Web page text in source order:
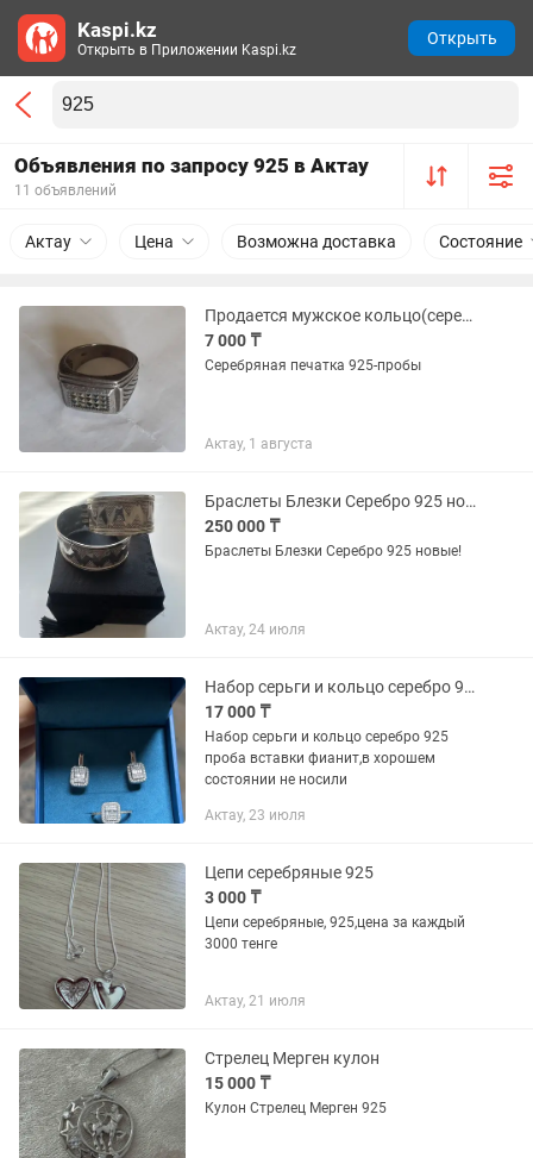
Объявления по запросу 925 в Актау
11 объявлений
Актау Цена Возможна доставка Состояние
Продается мужское кольцо(серебро 925)
7 000 ₸
Серебряная печатка 925-пробы
Актау, 1 августа
Браслеты Блезки Серебро 925 новые!
250 000 ₸
Браслеты Блезки Серебро 925 новые!
Актау, 24 июля
Набор серьги и кольцо серебро 925
17 000 ₸
Набор серьги и кольцо серебро 925
проба вставки фианит,в хорошем
состоянии не носили
Актау, 23 июля
Цепи серебряные 925
3 000 ₸
Цепи серебряные, 925,цена за каждый
3000 тенге
Актау, 21 июля
Стрелец Мерген кулон
15 000 ₸
Кулон Стрелец Мерген 925
Kaspi.kz
Открыть в Приложении Kaspi.kz
Открыть